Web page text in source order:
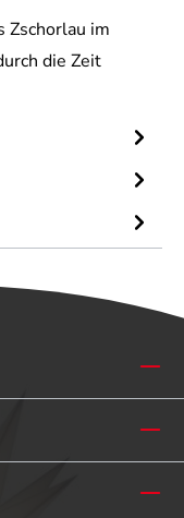
Zschorlau im
die Zeit